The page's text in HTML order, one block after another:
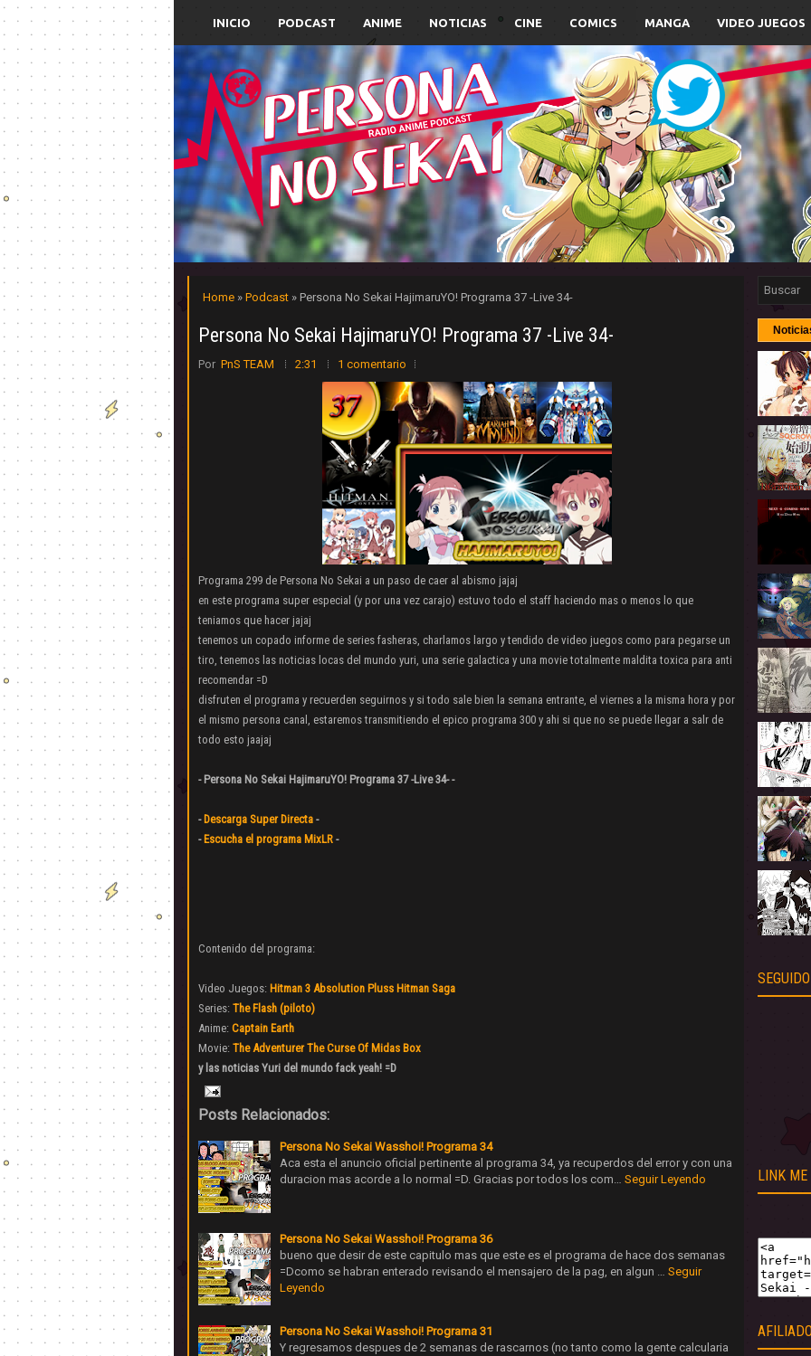
INICIO PODCAST ANIME NOTICIAS CINE COMICS MANGA VIDEO JUEGOS
Home » Podcast » Persona No Sekai HajimaruYO! Programa 37 -Live 34-
Persona No Sekai HajimaruYO! Programa 37 -Live 34-
Por PnS TEAM 2:31 1 comentario
Programa 299 de Persona No Sekai a un paso de caer al abismo jajaj
en este programa super especial (y por una vez carajo) estuvo todo el staff haciendo mas o menos lo que
teniamos que hacer jajaj
tenemos un copado informe de series fasheras, charlamos largo y tendido de video juegos como para pegarse un
tiro, tenemos las noticias locas del mundo yuri, una serie galactica y una movie totalmente maldita toxica para anti
recomendar =D
disfruten el programa y recuerden seguirnos y si todo sale bien la semana entrante, el viernes a la misma hora y por
el mismo persona canal, estaremos transmitiendo el epico programa 300 y ahi si que no se puede llegar a salr de
todo esto jaajaj
- Persona No Sekai HajimaruYO! Programa 37 -Live 34- -
- Descarga Super Directa -
- Escucha el programa MixLR -
Contenido del programa:
Video Juegos: Hitman 3 Absolution Pluss Hitman Saga
Series: The Flash (piloto)
Anime: Captain Earth
Movie: The Adventurer The Curse Of Midas Box
y las noticias Yuri del mundo fack yeah! =D
Posts Relacionados:
Persona No Sekai Wasshoi! Programa 34
Aca esta el anuncio oficial pertinente al programa 34, ya recuperdos del error y con una
duracion mas acorde a lo normal =D. Gracias por todos los com… Seguir Leyendo
Persona No Sekai Wasshoi! Programa 36
bueno que desir de este capitulo mas que este es el programa de hace dos semanas
=Dcomo se habran enterado revisando el mensajero de la pag, en algun … Seguir
Leyendo
Persona No Sekai Wasshoi! Programa 31
Y regresamos despues de 2 semanas de rascarnos (no tanto como la gente calcularia
LINK ME